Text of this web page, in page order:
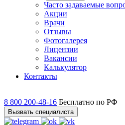
Часто задаваемые
Акции
Врачи
Отзывы
Фотогалерея
Лицензии
Вакансии
Калькулятор
Контакты
8 800 200-48-16 Бесплатно по РФ
Вызвать специалиста